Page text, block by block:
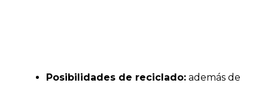
Posibilidades de reciclado: además de